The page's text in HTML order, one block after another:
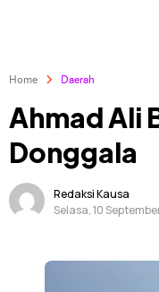
Home Daerah
Ahmad Ali
Donggala
Redaksi Kausa
Selasa, 10